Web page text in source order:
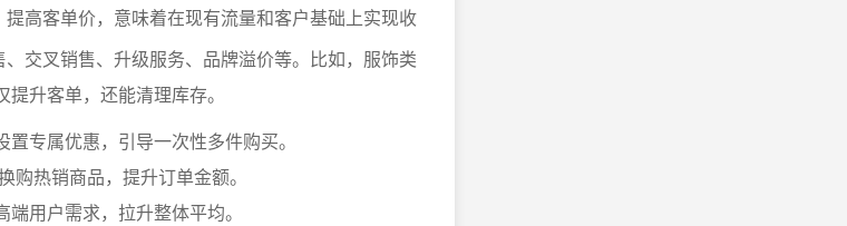
提高客单价，意味着在现有流量和客户基础上实现收
交叉销售、升级服务、品牌溢价等。比如，服饰类
提升客单，还能清理库存。
专属优惠，引导一次性多件购买。
热销商品，提升订单金额。
用户需求，拉升整体平均。